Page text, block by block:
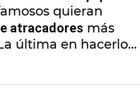
quieran
atracadores más
última en hacerlo